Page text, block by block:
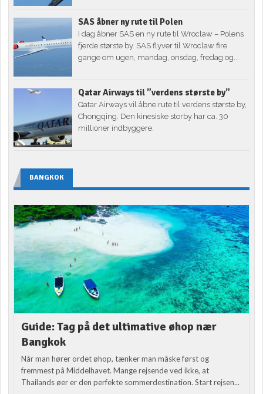
SAS åbner ny rute til Polen
I dag åbner SAS en ny rute til Wroclaw – Polens
fjerde største by. SAS flyver til Wroclaw fire
gange om ugen, mandag, onsdag, fredag og...
Qatar Airways til ”verdens største by”
Qatar Airways vil åbne rute til verdens største by,
Chongqing. Den kinesiske storby har ca. 30
millioner indbyggere.
BANGKOK
Guide: Tag på det ultimative øhop nær
Bangkok
Når man hører ordet øhop, tænker man måske først og
fremmest på Middelhavet. Mange rejsende ved ikke, at
Thailands øer er den perfekte sommerdestination. Start rejsen...